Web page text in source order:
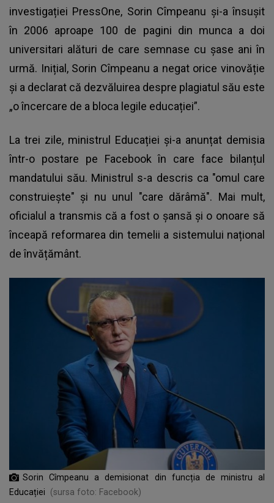
investigației PressOne, Sorin Cîmpeanu și-a însușit
în 2006 aproape 100 de pagini din munca a doi
universitari alături de care semnase cu șase ani în
urmă. Inițial, Sorin Cîmpeanu a negat orice vinovăție
și a declarat că dezvăluirea despre plagiatul său este
„o încercare de a bloca legile educației”.
La trei zile, ministrul Educației și-a anunțat demisia
într-o postare pe Facebook în care face bilanțul
mandatului său. Ministrul s-a descris ca "omul care
construieşte" şi nu unul "care dărâmă". Mai mult,
oficialul a transmis că a fost o șansă și o onoare să
înceapă reformarea din temelii a sistemului național
de învățământ.
Sorin Cîmpeanu a demisionat din funcția de ministru al
Educației
(sursa foto: Facebook)